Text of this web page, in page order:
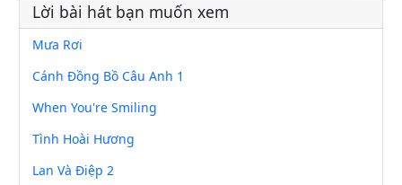
Lời bài hát bạn muốn xem
Mưa Rơi
Cánh Đồng Bồ Câu Anh 1
When You're Smiling
Tình Hoài Hương
Lan Và Điệp 2